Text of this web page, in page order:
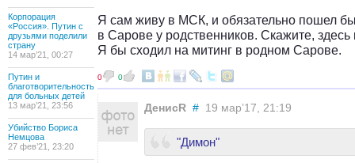
Корпорация
«Россия». Путин с
друзьями поделили
страну
14 мар’21, 00:27
Путин и
благотворительность
для больных детей
13 мар’21, 23:56
Убийство Бориса
Немцова
27 фев’21, 23:20
Я сам живу в МСК, и обязательно пошел бы
в Сарове у родственников. Скажите,
Я бы сходил на митинг в родном Сарове.
0 0
ДенисR # 19 мар’17, 21:19
"Димон"